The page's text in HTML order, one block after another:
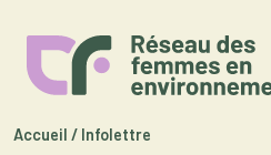
Accueil / Infolettre